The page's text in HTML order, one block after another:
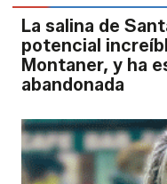
La salina de
potencial
Montaner, y ha
abandonada